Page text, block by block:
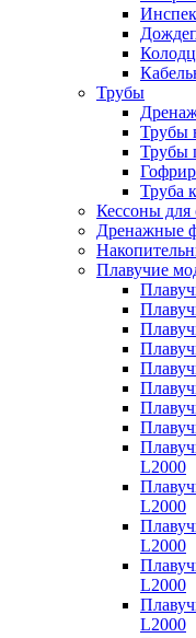
Трубы
Трубы
Трубы
Труба
Кессоны
Дренажные
Плавучие
L2000
L2000
L2000
L2000
L2000